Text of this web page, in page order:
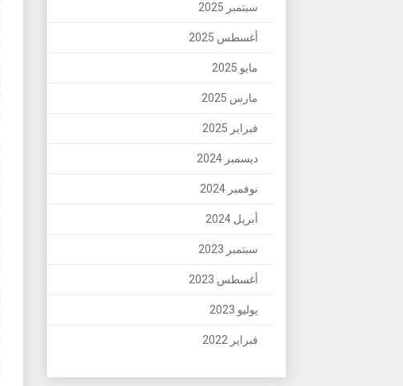
سبتمبر 2025
أغسطس 2025
مايو 2025
مارس 2025
فبراير 2025
ديسمبر 2024
نوفمبر 2024
أبريل 2024
سبتمبر 2023
أغسطس 2023
يوليو 2023
فبراير 2022